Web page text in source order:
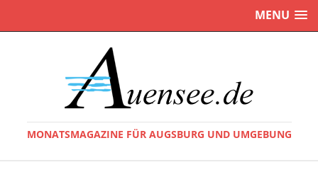
MENU
MONATSMAGAZINE FÜR AUGSBURG UND UMGEBUNG